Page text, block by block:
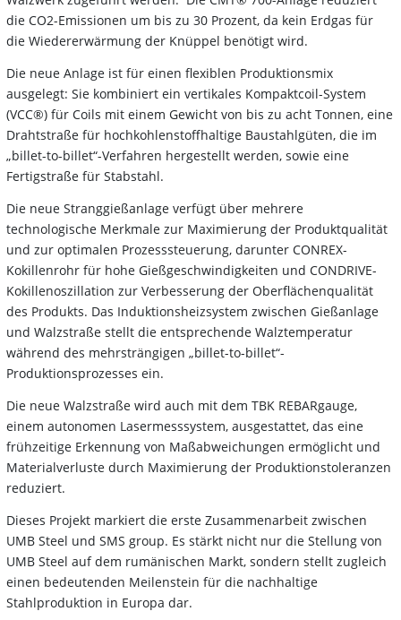
die CO2-Emissionen um bis zu 30 Prozent, da kein Erdgas für
die Wiedererwärmung der Knüppel benötigt wird.
Die neue Anlage ist für einen flexiblen Produktionsmix
ausgelegt: Sie kombiniert ein vertikales Kompaktcoil-System
(VCC®) für Coils mit einem Gewicht von bis zu acht Tonnen, eine
Drahtstraße für hochkohlenstoffhaltige Baustahlgüten, die im
„billet-to-billet“-Verfahren hergestellt werden, sowie eine
Fertigstraße für Stabstahl.
Die neue Stranggießanlage verfügt über mehrere
technologische Merkmale zur Maximierung der Produktqualität
und zur optimalen Prozesssteuerung, darunter CONREX-
Kokillenrohr für hohe Gießgeschwindigkeiten und CONDRIVE-
Kokillenoszillation zur Verbesserung der Oberflächenqualität
des Produkts. Das Induktionsheizsystem zwischen Gießanlage
und Walzstraße stellt die entsprechende Walztemperatur
während des mehrsträngigen „billet-to-billet“-
Produktionsprozesses ein.
Die neue Walzstraße wird auch mit dem TBK REBARgauge,
einem autonomen Lasermesssystem, ausgestattet, das eine
frühzeitige Erkennung von Maßabweichungen ermöglicht und
Materialverluste durch Maximierung der Produktionstoleranzen
reduziert.
Dieses Projekt markiert die erste Zusammenarbeit zwischen
UMB Steel und SMS group. Es stärkt nicht nur die Stellung von
UMB Steel auf dem rumänischen Markt, sondern stellt zugleich
einen bedeutenden Meilenstein für die nachhaltige
Stahlproduktion in Europa dar.